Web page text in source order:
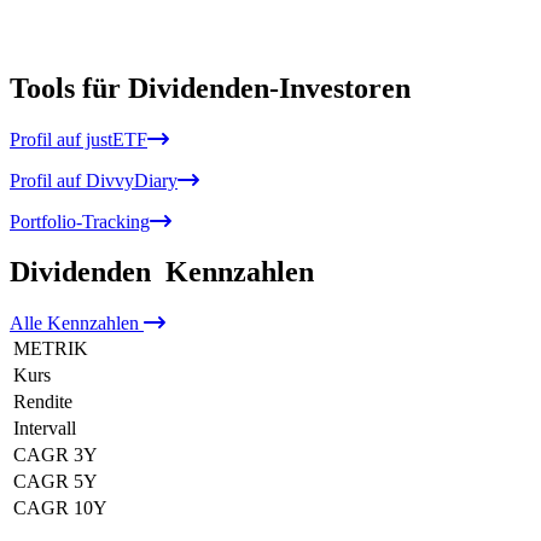
Tools für Dividenden-Investoren
Profil auf justETF
Profil auf DivvyDiary
Portfolio-Tracking
Dividenden Kennzahlen
Alle Kennzahlen
METRIK
Kurs
Rendite
Intervall
CAGR 3Y
CAGR 5Y
CAGR 10Y